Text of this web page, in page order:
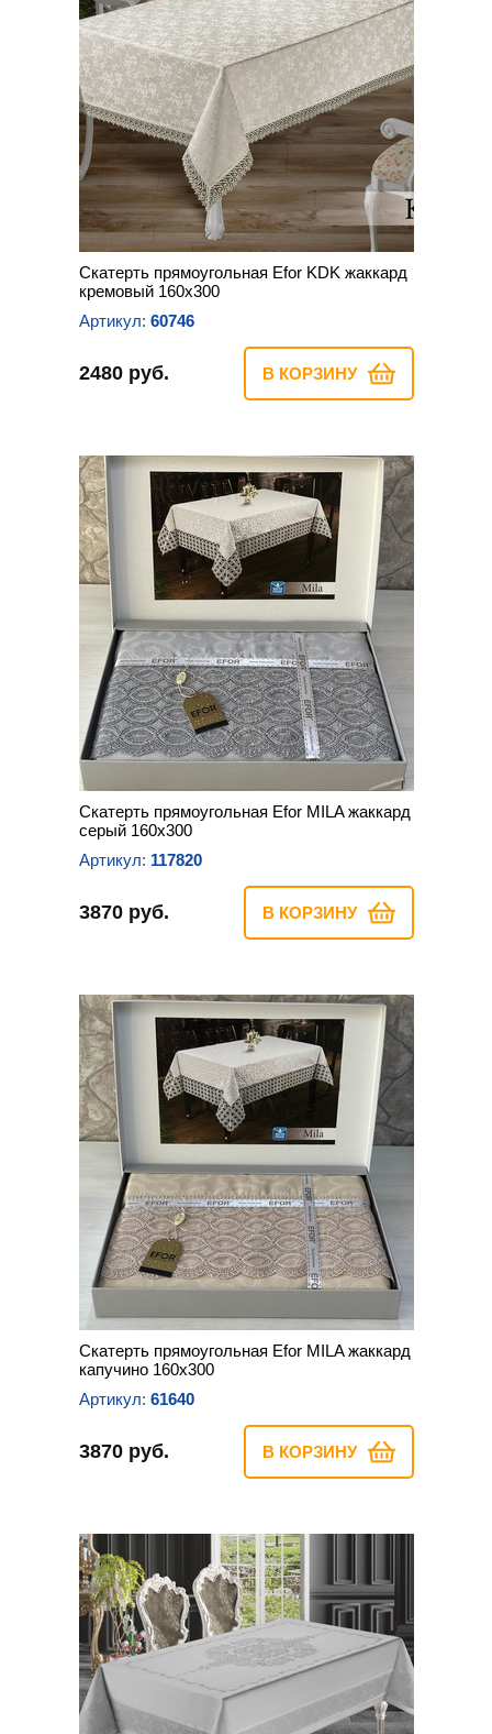
Скатерть прямоугольная Efor KDK жаккард
кремовый 160х300
Артикул: 60746
2480 руб. В КОРЗИНУ
Скатерть прямоугольная Efor MILA жаккард
серый 160х300
Артикул: 117820
3870 руб. В КОРЗИНУ
Скатерть прямоугольная Efor MILA жаккард
капучино 160х300
Артикул: 61640
3870 руб. В КОРЗИНУ